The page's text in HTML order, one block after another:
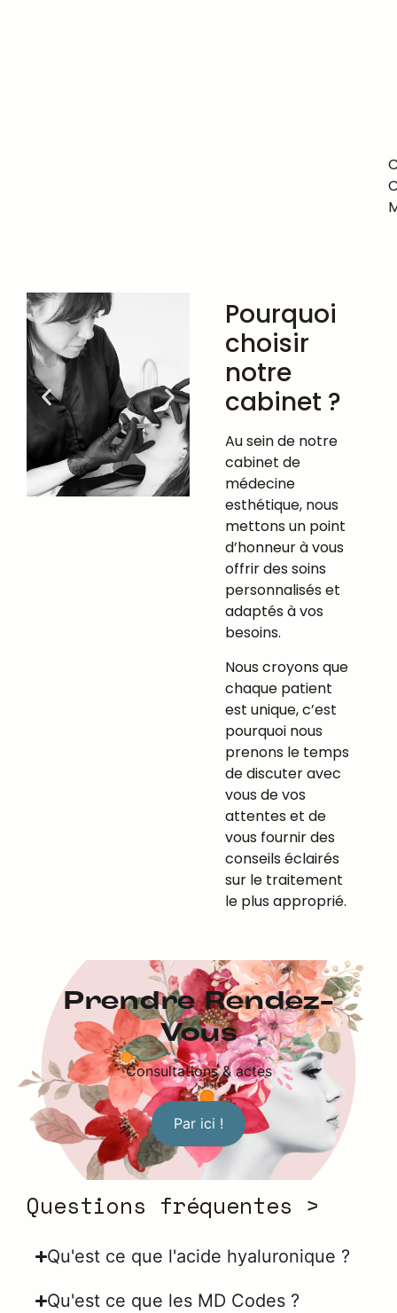
Pourquoi
choisir
notre
cabinet ?
Au sein de notre
cabinet de
médecine
esthétique, nous
mettons un point
d’honneur à vous
offrir des soins
personnalisés et
adaptés à vos
besoins.
Nous croyons que
chaque patient
est unique, c’est
pourquoi nous
prenons le temps
de discuter avec
vous de vos
attentes et de
vous fournir des
conseils éclairés
sur le traitement
le plus approprié.
Prendre Rendez-
Vous
Consultations & actes
Par ici !
Questions fréquentes >
Qu'est ce que l'acide hyaluronique ?
Qu'est ce que les MD Codes ?